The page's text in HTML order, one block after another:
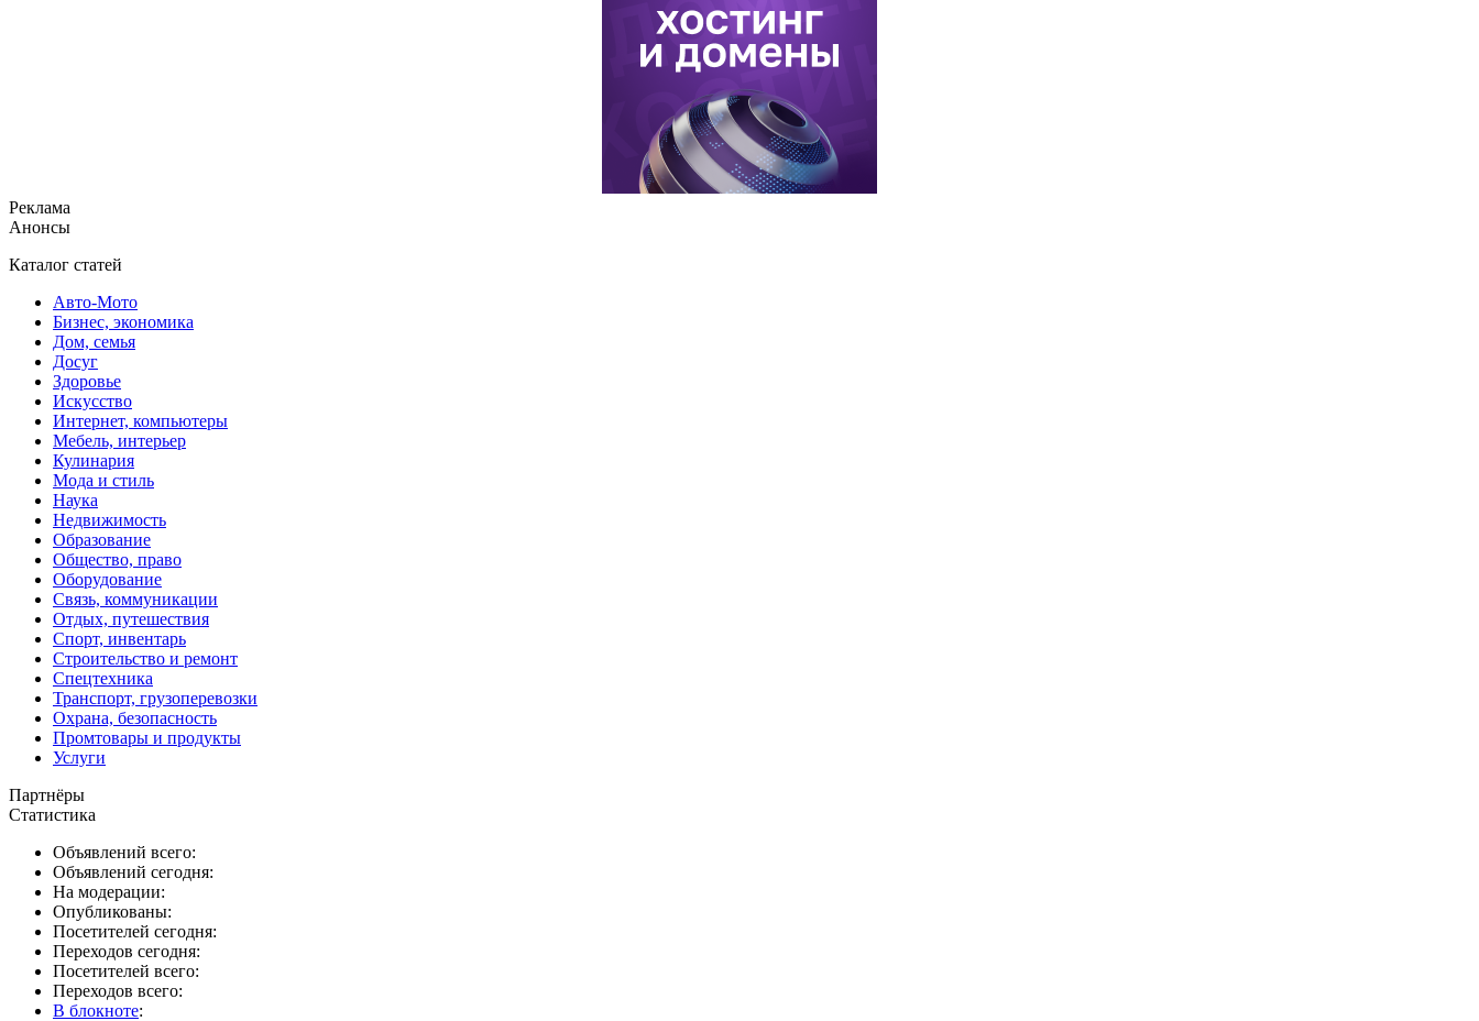
Реклама
Анонсы
Каталог статей
Авто-Мото
Бизнес, экономика
Дом, семья
Досуг
Здоровье
Искусство
Интернет, компьютеры
Мебель, интерьер
Кулинария
Мода и стиль
Наука
Недвижимость
Образование
Общество, право
Оборудование
Связь, коммуникации
Отдых, путешествия
Спорт, инвентарь
Строительство и ремонт
Спецтехника
Транспорт, грузоперевозки
Охрана, безопасность
Промтовары и продукты
Услуги
Партнёры
Статистика
Объявлений всего:
Объявлений сегодня:
На модерации:
Опубликованы:
Посетителей сегодня:
Переходов сегодня:
Посетителей всего:
Переходов всего:
В блокноте: